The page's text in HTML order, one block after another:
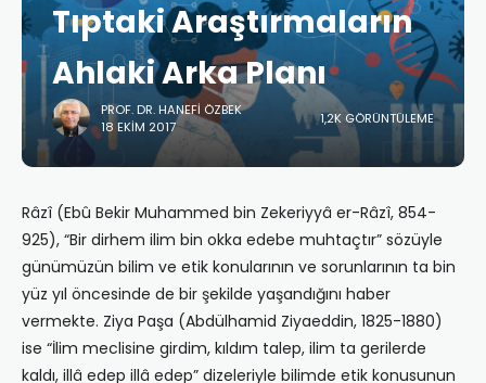
Tıptaki Araştırmaların
Ahlaki Arka Planı
PROF. DR. HANEFI ÖZBEK
18 EKIM 2017
1,2K GÖRÜNTÜLEME
Râzî (Ebû Bekir Muhammed bin Zekeriyyâ er-Râzî, 854-
925), “Bir dirhem ilim bin okka edebe muhtaçtır” sözüyle
günümüzün bilim ve etik konularının ve sorunlarının ta bin
yüz yıl öncesinde de bir şekilde yaşandığını haber
vermekte. Ziya Paşa (Abdülhamid Ziyaeddin, 1825-1880)
ise “İlim meclisine girdim, kıldım talep, ilim ta gerilerde
kaldı, illâ edep illâ edep” dizeleriyle bilimde etik konusunun